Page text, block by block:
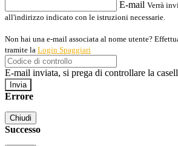
E-mail Verrà
all'indirizzo indicato con le istruzioni necessarie.
Non hai una e-mail associata al nome utente?
tramite la Login Spaggiari
E-mail inviata, si prega di controllare la
Errore
Chiudi
Successo